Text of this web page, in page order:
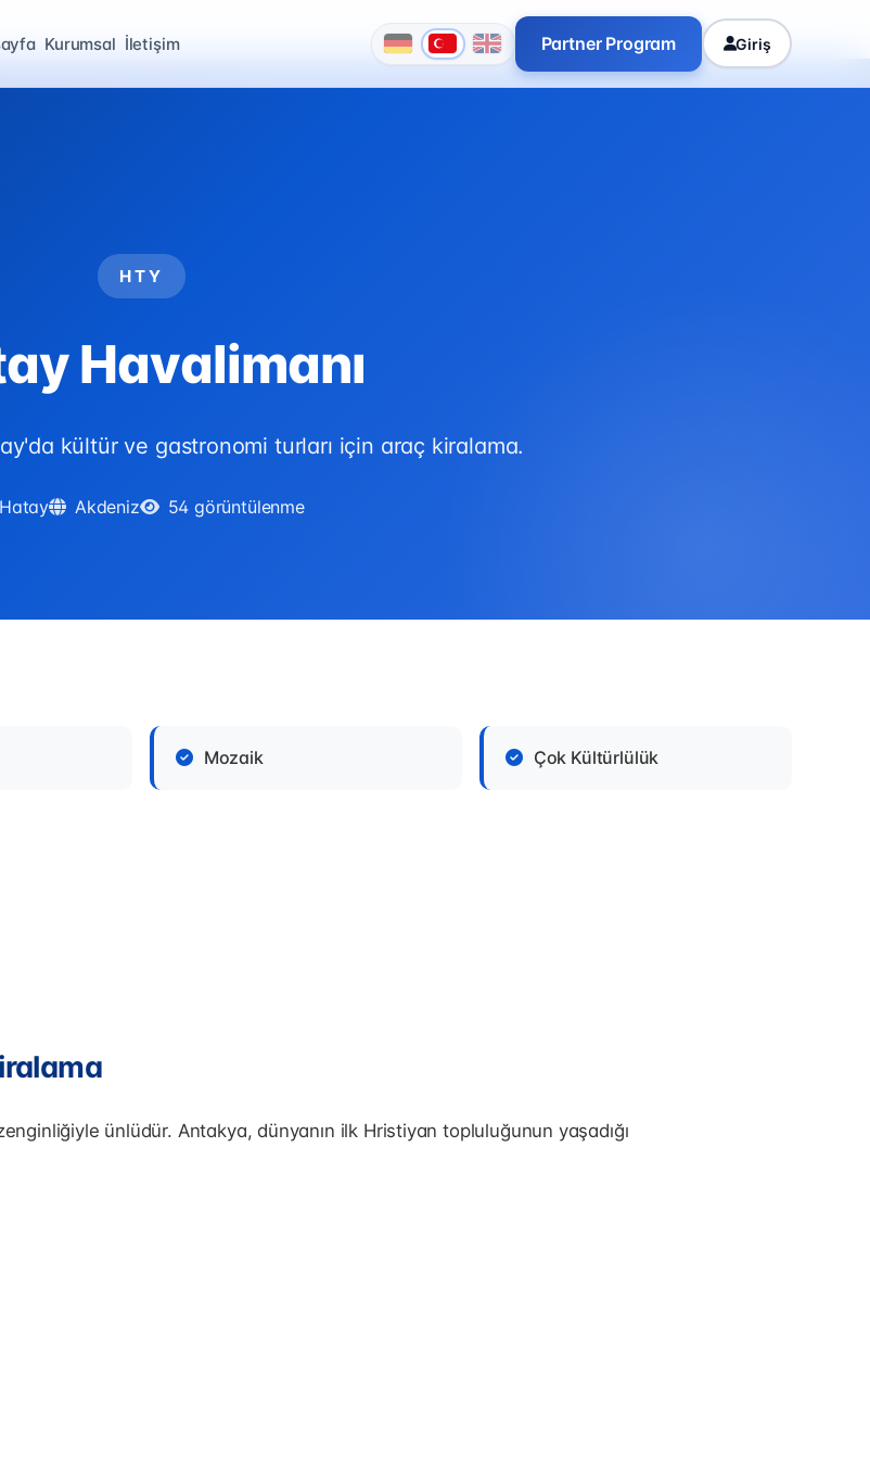
Kurumsal İletişim Partner Program Giriş
HTY
Havalimanı
kültür ve gastronomi turları için araç kiralama.
Hatay Akdeniz 54 görüntülenme
Mozaik Çok Kültürlülük
ünlüdür. Antakya, dünyanın ilk Hristiyan topluluğunun yaşadığı